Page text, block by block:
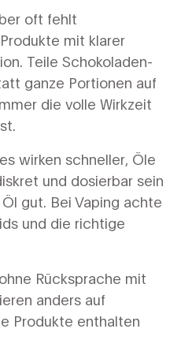
oft fehlt
mit klarer
Teile Schokoladen-
ganze Portionen auf
die volle Wirkzeit
wirken schneller, Öle
und dosierbar sein
gut. Bei Vaping achte
und die richtige
Rücksprache mit
anders auf
Produkte enthalten